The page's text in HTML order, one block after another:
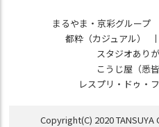
まるやま・京彩グループ
都粋（カジュアル）
スタジオあり
こうじ屋（悉
レスプリ・ドゥ・
Copyright(C) 2020